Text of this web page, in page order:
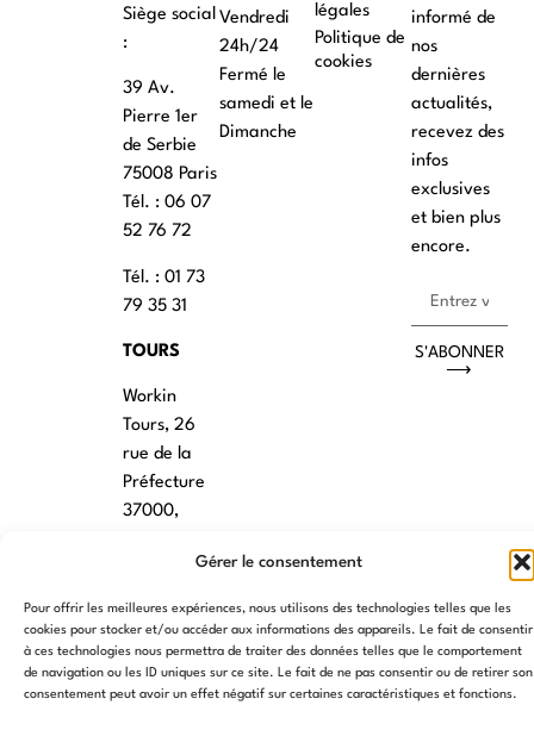
Gérer le consentement
Pour offrir les meilleures expériences, nous utilisons des technologies telles que les
cookies pour stocker et/ou accéder aux informations des appareils. Le fait de consentir
à ces technologies nous permettra de traiter des données telles que le comportement
de navigation ou les ID uniques sur ce site. Le fait de ne pas consentir ou de retirer son
consentement peut avoir un effet négatif sur certaines caractéristiques et fonctions.
Siège social
:
39 Av.
Pierre 1er
de Serbie
75008 Paris
Tél. : ‭06 07
52 76 72
Tél. : 01 73
79 35 31
TOURS
Workin
Tours, 26
rue de la
Préfecture
37000,
39 RUE du
Douët Neuf
56270
Vendredi
24h/24
Fermé le
samedi et le
Dimanche
légales
Politique de
cookies
informé de
nos
dernières
actualités,
recevez des
infos
exclusives
et bien plus
encore.
S'ABONNER
⟶